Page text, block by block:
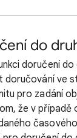
do
doručení do
ve
pro zadání
že v případě